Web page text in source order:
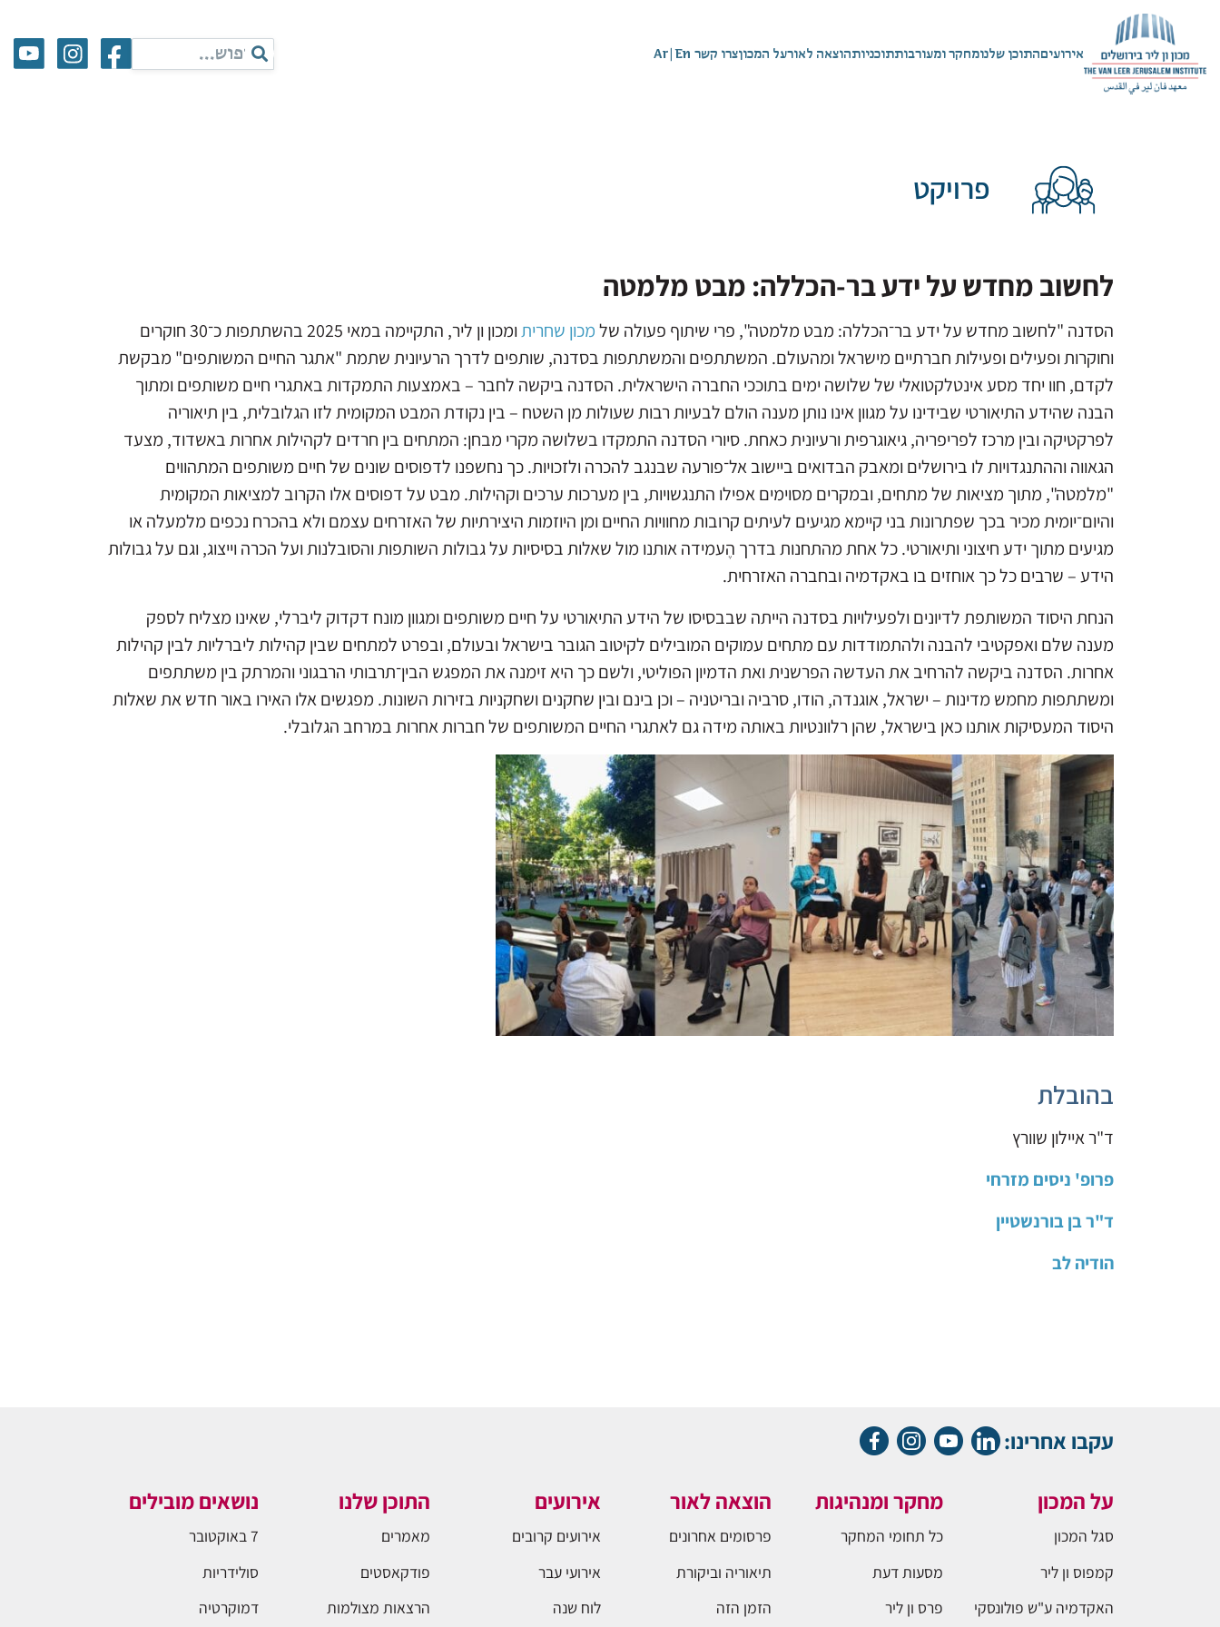
אירועיםהתוכן שלנומחקר ומעורבותתוכניותהוצאה לאורעל המכוןצרו קשר En
|
Ar
פרויקט
לחשוב מחדש על ידע בר-הכללה: מבט מלמטה
הסדנה "לחשוב מחדש על ידע בר־הכללה: מבט מלמטה", פרי שיתוף פעולה שלמכון שחרית
ומכון ון ליר, התקיימה במאי 2025 בהשתתפות כ־30 חוקרים
וחוקרות ופעילים ופעילות חברתיים מישראל ומהעולם. המשתתפים והמשתתפות בסדנה, שותפים לדרך הרעיונית שתמת "אתגר החיים המשותפים" מבקשת
לקדם, חוו יחד מסע אינטלקטואלי של שלושה ימים בתוככי החברה הישראלית. הסדנה ביקשה לחבר – באמצעות התמקדות באתגרי חיים משותפים ומתוך
הבנה שהידע התיאורטי שבידינו על מגוון אינו נותן מענה הולם לבעיות רבות שעולות מן השטח – בין נקודת המבט המקומית לזו הגלובלית, בין תיאוריה
לפרקטיקה ובין מרכז לפריפריה, גיאוגרפית ורעיונית כאחת. סיורי הסדנה התמקדו בשלושה מקרי מבחן: המתחים בין חרדים לקהילות אחרות באשדוד, מצעד
הגאווה וההתנגדויות לו בירושלים ומאבק הבדואים ביישוב אל־פורעה שבנגב להכרה ולזכויות. כך נחשפנו לדפוסים שונים של חיים משותפים המתהווים
"מלמטה", מתוך מציאות של מתחים, ובמקרים מסוימים אפילו התנגשויות, בין מערכות ערכים וקהילות. מבט על דפוסים אלו הקרוב למציאות המקומית
והיום־יומית מכיר בכך שפתרונות בני קיימא מגיעים לעיתים קרובות מחוויות החיים ומן היוזמות היצירתיות של האזרחים עצמם ולא בהכרח נכפים מלמעלה או
מגיעים מתוך ידע חיצוני ותיאורטי. כל אחת מהתחנות בדרך הֶעמידה אותנו מול שאלות בסיסיות על גבולות השותפות והסובלנות ועל הכרה וייצוג, וגם על גבולות
הידע – שרבים כל כך אוחזים בו באקדמיה ובחברה האזרחית.
הנחת היסוד המשותפת לדיונים ולפעילויות בסדנה הייתה שבבסיסו של הידע התיאורטי על חיים משותפים ומגוון מונח דקדוק ליברלי, שאינו מצליח לספק
מענה שלם ואפקטיבי להבנה ולהתמודדות עם מתחים עמוקים המובילים לקיטוב הגובר בישראל ובעולם, ובפרט למתחים שבין קהילות ליברליות לבין קהילות
אחרות. הסדנה ביקשה להרחיב את העדשה הפרשנית ואת הדמיון הפוליטי, ולשם כך היא זימנה את המפגש הבין־תרבותי הרבגוני והמרתק בין משתתפים
ומשתתפות מחמש מדינות – ישראל, אוגנדה, הודו, סרביה ובריטניה – וכן בינם ובין שחקנים ושחקניות בזירות השונות. מפגשים אלו האירו באור חדש את שאלות
היסוד המעסיקות אותנו כאן בישראל, שהן רלוונטיות באותה מידה גם לאתגרי החיים המשותפים של חברות אחרות במרחב הגלובלי.
בהובלת
ד"ר איילון שוורץ
פרופ' ניסים מזרחי
ד"ר בן בורנשטיין
הודיה לב
עקבו אחרינו:
על המכון
סגל המכון
קמפוס ון ליר
האקדמיה ע"ש פולונסקי
מחקר ומנהיגות
כל תחומי המחקר
מסעות דעת
פרס ון ליר
הוצאה לאור
פרסומים אחרונים
תיאוריה וביקורת
הזמן הזה
אירועים
אירועים קרובים
אירועי עבר
לוח שנה
התוכן שלנו
מאמרים
פודקאסטים
הרצאות מצולמות
נושאים מובילים
7 באוקטובר
סולידריות
דמוקרטיה